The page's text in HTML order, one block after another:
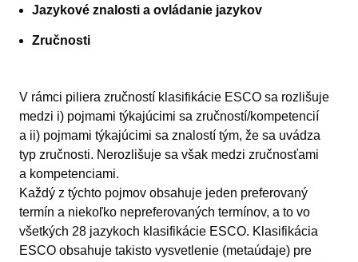
Jazykové znalosti a ovládanie jazykov
Zručnosti
V rámci piliera zručností klasifikácie ESCO sa rozlišuje
medzi i) pojmami týkajúcimi sa zručností/kompetencií
a ii) pojmami týkajúcimi sa znalostí tým, že sa uvádza
typ zručnosti. Nerozlišuje sa však medzi zručnosťami
a kompetenciami.
Každý z týchto pojmov obsahuje jeden preferovaný
termín a niekoľko nepreferovaných termínov, a to vo
všetkých 28 jazykoch klasifikácie ESCO. Klasifikácia
ESCO obsahuje takisto vysvetlenie (metaúdaje) pre